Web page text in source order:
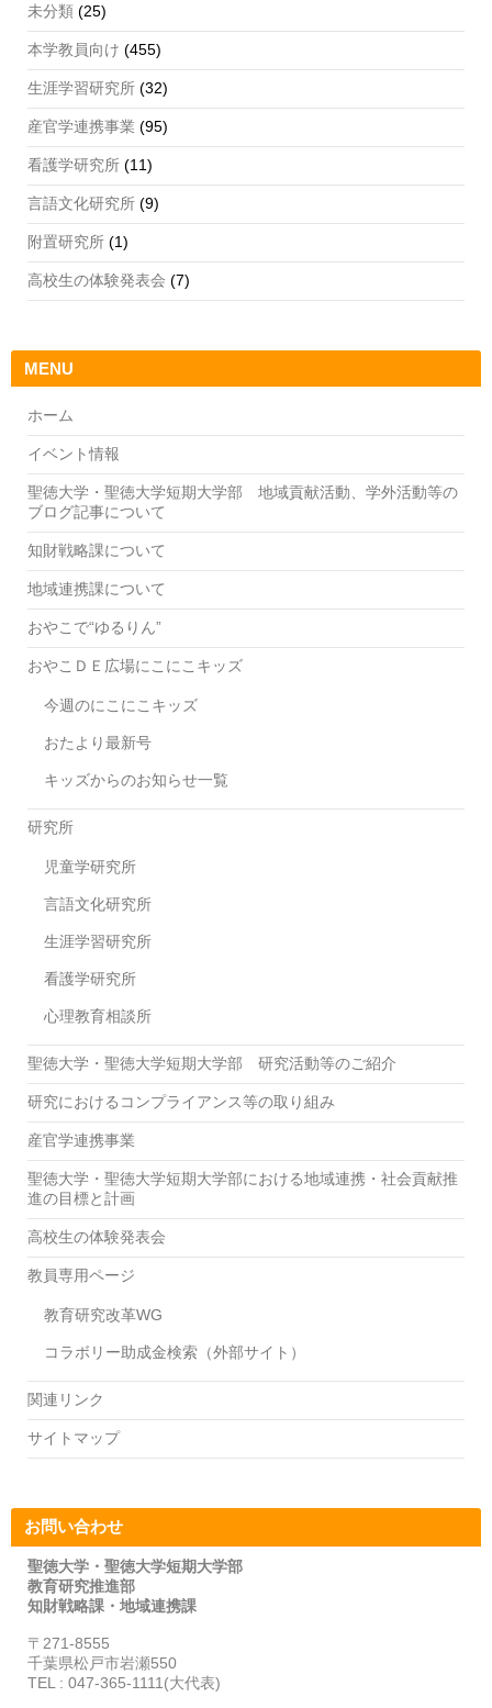
未分類 (25)
本学教員向け (455)
生涯学習研究所 (32)
産官学連携事業 (95)
看護学研究所 (11)
言語文化研究所 (9)
附置研究所 (1)
高校生の体験発表会 (7)
MENU
ホーム
イベント情報
聖徳大学・聖徳大学短期大学部 地域貢献活動、学外活動等の
ブログ記事について
知財戦略課について
地域連携課について
おやこで“ゆるりん”
おやこＤＥ広場にこにこキッズ
今週のにこにこキッズ
おたより最新号
キッズからのお知らせ一覧
研究所
児童学研究所
言語文化研究所
生涯学習研究所
看護学研究所
心理教育相談所
聖徳大学・聖徳大学短期大学部 研究活動等のご紹介
研究におけるコンプライアンス等の取り組み
産官学連携事業
聖徳大学・聖徳大学短期大学部における地域連携・社会貢献推
進の目標と計画
高校生の体験発表会
教員専用ページ
教育研究改革WG
コラボリー助成金検索（外部サイト）
関連リンク
サイトマップ
お問い合わせ
聖徳大学・聖徳大学短期大学部
教育研究推進部
知財戦略課・地域連携課
〒271-8555
千葉県松戸市岩瀬550
TEL : 047-365-1111(大代表)